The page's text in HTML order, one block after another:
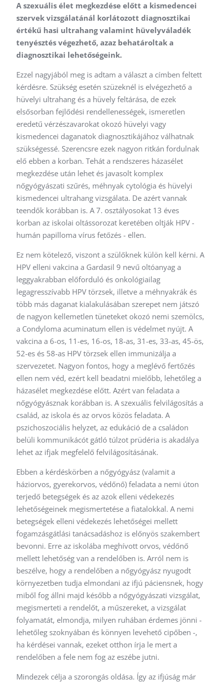
A szexuális élet megkezdése előtt a kismedencei
szervek vizsgálatánál korlátozott diagnosztikai
értékű hasi ultrahang valamint hüvelyváladék
tenyésztés végezhető, azaz behatároltak a
diagnosztikai lehetőségeink.
Ezzel nagyjából meg is adtam a választ a címben feltett
kérdésre. Szükség esetén szüzeknél is elvégezhető a
hüvelyi ultrahang és a hüvely feltárása, de ezek
elsősorban fejlődési rendellenességek, ismeretlen
eredetű vérzészavarokat okozó hüvelyi vagy
kismedencei daganatok diagnosztikájához válhatnak
szükségessé. Szerencsre ezek nagyon ritkán fordulnak
elő ebben a korban. Tehát a rendszeres házasélet
megkezdése után lehet és javasolt komplex
nőgyógyászati szűrés, méhnyak cytológia és hüvelyi
kismedencei ultrahang vizsgálata. De azért vannak
teendők korábban is. A 7. osztályosokat 13 éves
korban az iskolai oltássorozat keretében oltják HPV -
humán papilloma vírus fetőzés - ellen.
Ez nem kötelező, viszont a szülőknek külön kell kérni. A
HPV elleni vakcina a Gardasil 9 nevű oltóanyag a
leggyakrabban előforduló és onkológiailag
legagresszívabb HPV törzsek, illetve a méhnyakrák és
több más daganat kialakulásában szerepet nem játszó
de nagyon kellemetlen tüneteket okozó nemi szemölcs,
a Condyloma acuminatum ellen is védelmet nyújt. A
vakcina a 6-os, 11-es, 16-os, 18-as, 31-es, 33-as, 45-ös,
52-es és 58-as HPV törzsek ellen immunizálja a
szervezetet. Nagyon fontos, hogy a meglévő fertőzés
ellen nem véd, ezért kell beadatni mielőbb, lehetőleg a
házasélet megkezdése előtt. Azért van feladata a
nőgyógyásznak korábban is. A szexuális felvilágosítás a
család, az iskola és az orvos közös feladata. A
pszichoszociális helyzet, az edukáció de a családon
belüli kommunikácót gátló túlzot prüdéria is akadálya
lehet az ifjak megfelelő felvilágosításának.
Ebben a kérdéskörben a nőgyógyász (valamit a
háziorvos, gyerekorvos, védőnő) feladata a nemi úton
terjedő betegségek és az azok elleni védekezés
lehetőségeinek megismertetése a fiatalokkal. A nemi
betegségek elleni védekezés lehetőségei mellett
fogamzásgátlási tanácsadáshoz is előnyös szakembert
bevonni. Erre az iskolába meghívott orvos, védőnő
mellett lehetőség van a rendelőben is. Arról nem is
beszélve, hogy a rendelőben a nőgyógyász nyugodt
környezetben tudja elmondani az ifjú páciensnek, hogy
miből fog állni majd később a nőgyógyászati vizsgálat,
megismerteti a rendelőt, a műszereket, a vizsgálat
folyamatát, elmondja, milyen ruhában érdemes jönni -
lehetőleg szoknyában és könnyen levehető cipőben -,
ha kérdései vannak, ezeket otthon írja le mert a
rendelőben a fele nem fog az eszébe jutni.
Mindezek célja a szorongás oldása. Így az ifjúság már